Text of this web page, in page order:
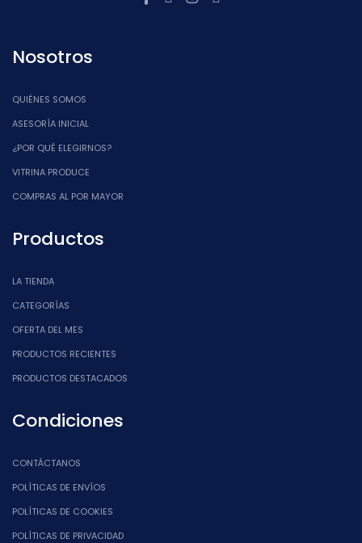
Nosotros
QUIÉNES SOMOS
ASESORÍA INICIAL
¿POR QUÉ ELEGIRNOS?
VITRINA PRODUCE
COMPRAS AL POR MAYOR
Productos
LA TIENDA
CATEGORÍAS
OFERTA DEL MES
PRODUCTOS RECIENTES
PRODUCTOS DESTACADOS
Condiciones
CONTÁCTANOS
POLÍTICAS DE ENVÍOS
POLÍTICAS DE COOKIES
POLÍTICAS DE PRIVACIDAD